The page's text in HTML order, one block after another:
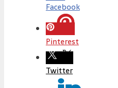
Facebook
Pinterest
Twitter